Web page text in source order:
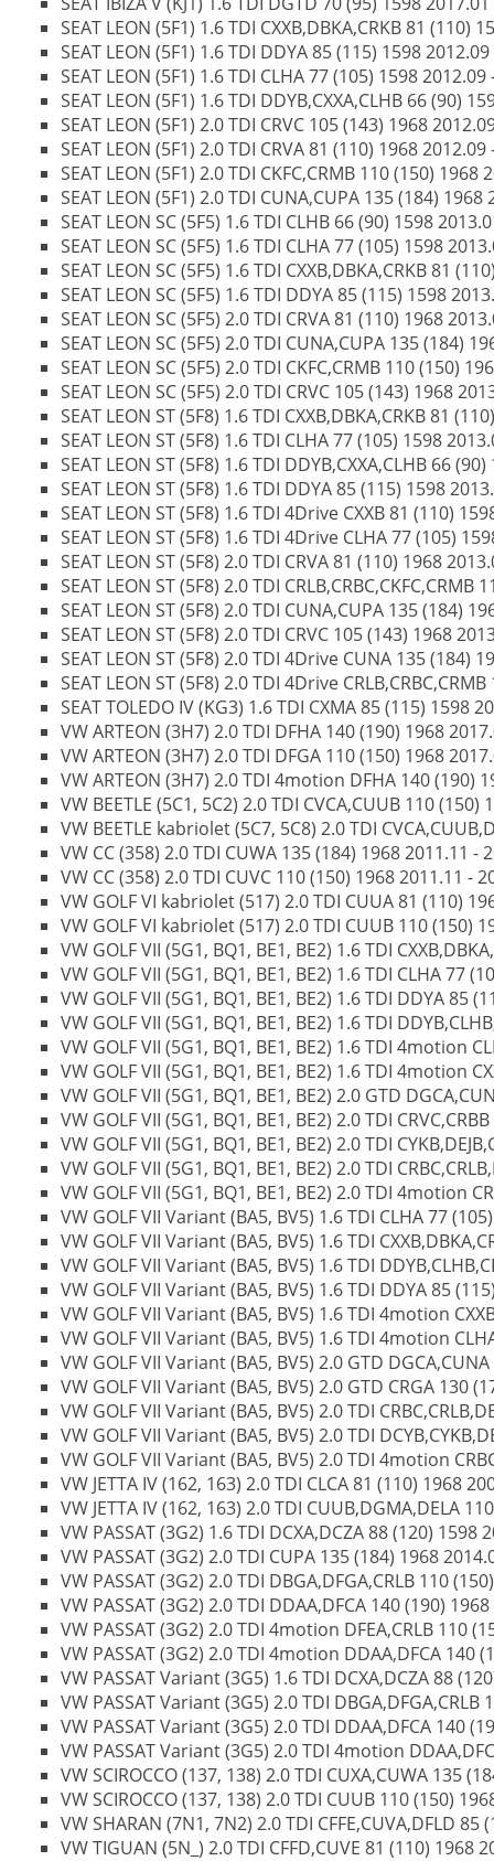
SEAT LEON (5F1) 1.6 TDI CXXB,DBKA,CRKB 81 (110)
SEAT LEON (5F1) 1.6 TDI DDYA 85 (115) 1598 2012.09
SEAT LEON (5F1) 1.6 TDI CLHA 77 (105) 1598 2012.09
SEAT LEON (5F1) 1.6 TDI DDYB,CXXA,CLHB 66 (90)
SEAT LEON (5F1) 2.0 TDI CRVC 105 (143) 1968
SEAT LEON (5F1) 2.0 TDI CRVA 81 (110) 1968 2012.09
SEAT LEON (5F1) 2.0 TDI CKFC,CRMB 110 (150) 1968
SEAT LEON (5F1) 2.0 TDI CUNA,CUPA 135 (184) 1968
SEAT LEON SC (5F5) 1.6 TDI CLHB 66 (90) 1598
SEAT LEON SC (5F5) 1.6 TDI CLHA 77 (105) 1598
SEAT LEON SC (5F5) 1.6 TDI CXXB,DBKA,CRKB 81
SEAT LEON SC (5F5) 1.6 TDI DDYA 85 (115) 1598
SEAT LEON SC (5F5) 2.0 TDI CRVA 81 (110) 1968
SEAT LEON SC (5F5) 2.0 TDI CUNA,CUPA 135 (184)
SEAT LEON SC (5F5) 2.0 TDI CKFC,CRMB 110 (150)
SEAT LEON SC (5F5) 2.0 TDI CRVC 105 (143) 1968
SEAT LEON ST (5F8) 1.6 TDI CXXB,DBKA,CRKB 81
SEAT LEON ST (5F8) 1.6 TDI CLHA 77 (105) 1598
SEAT LEON ST (5F8) 1.6 TDI DDYB,CXXA,CLHB 66
SEAT LEON ST (5F8) 1.6 TDI DDYA 85 (115) 1598
SEAT LEON ST (5F8) 1.6 TDI 4Drive CXXB 81 (110)
SEAT LEON ST (5F8) 1.6 TDI 4Drive CLHA 77 (105)
SEAT LEON ST (5F8) 2.0 TDI CRVA 81 (110) 1968
SEAT LEON ST (5F8) 2.0 TDI CRLB,CRBC,CKFC,CRMB
SEAT LEON ST (5F8) 2.0 TDI CUNA,CUPA 135 (184)
SEAT LEON ST (5F8) 2.0 TDI CRVC 105 (143) 1968
SEAT LEON ST (5F8) 2.0 TDI 4Drive CUNA 135 (184)
SEAT LEON ST (5F8) 2.0 TDI 4Drive
SEAT TOLEDO IV (KG3) 1.6 TDI CXMA 85 (115) 1598
VW ARTEON (3H7) 2.0 TDI DFHA 140 (190) 1968
VW ARTEON (3H7) 2.0 TDI DFGA 110 (150) 1968
VW ARTEON (3H7) 2.0 TDI 4motion DFHA 140 (190)
VW BEETLE (5C1, 5C2) 2.0 TDI CVCA,CUUB 110 (150)
VW BEETLE kabriolet (5C7, 5C8) 2.0 TDI
VW CC (358) 2.0 TDI CUWA 135 (184) 1968 2011.11 -
VW CC (358) 2.0 TDI CUVC 110 (150) 1968 2011.11 -
VW GOLF VI kabriolet (517) 2.0 TDI CUUA 81 (110)
VW GOLF VI kabriolet (517) 2.0 TDI CUUB 110 (150)
VW GOLF VII (5G1, BQ1, BE1, BE2) 1.6 TDI
VW GOLF VII (5G1, BQ1, BE1, BE2) 1.6 TDI CLHA 77
VW GOLF VII (5G1, BQ1, BE1, BE2) 1.6 TDI DDYA 85
VW GOLF VII (5G1, BQ1, BE1, BE2) 1.6 TDI
VW GOLF VII (5G1, BQ1, BE1, BE2) 1.6 TDI 4motion
VW GOLF VII (5G1, BQ1, BE1, BE2) 1.6 TDI 4motion
VW GOLF VII (5G1, BQ1, BE1, BE2) 2.0 GTD
VW GOLF VII (5G1, BQ1, BE1, BE2) 2.0 TDI
VW GOLF VII (5G1, BQ1, BE1, BE2) 2.0 TDI
VW GOLF VII (5G1, BQ1, BE1, BE2) 2.0 TDI
VW GOLF VII (5G1, BQ1, BE1, BE2) 2.0 TDI 4motion
VW GOLF VII Variant (BA5, BV5) 1.6 TDI CLHA 77
VW GOLF VII Variant (BA5, BV5) 1.6 TDI
VW GOLF VII Variant (BA5, BV5) 1.6 TDI
VW GOLF VII Variant (BA5, BV5) 1.6 TDI DDYA 85
VW GOLF VII Variant (BA5, BV5) 1.6 TDI 4motion
VW GOLF VII Variant (BA5, BV5) 1.6 TDI 4motion
VW GOLF VII Variant (BA5, BV5) 2.0 GTD
VW GOLF VII Variant (BA5, BV5) 2.0 GTD CRGA 130
VW GOLF VII Variant (BA5, BV5) 2.0 TDI
VW GOLF VII Variant (BA5, BV5) 2.0 TDI
VW GOLF VII Variant (BA5, BV5) 2.0 TDI 4motion
VW JETTA IV (162, 163) 2.0 TDI CLCA 81 (110) 1968
VW JETTA IV (162, 163) 2.0 TDI CUUB,DGMA,DELA
VW PASSAT (3G2) 1.6 TDI DCXA,DCZA 88 (120) 1598
VW PASSAT (3G2) 2.0 TDI CUPA 135 (184) 1968
VW PASSAT (3G2) 2.0 TDI DBGA,DFGA,CRLB 110
VW PASSAT (3G2) 2.0 TDI DDAA,DFCA 140 (190)
VW PASSAT (3G2) 2.0 TDI 4motion DFEA,CRLB 110
VW PASSAT (3G2) 2.0 TDI 4motion DDAA,DFCA 140
VW PASSAT Variant (3G5) 1.6 TDI DCXA,DCZA 88
VW PASSAT Variant (3G5) 2.0 TDI DBGA,DFGA,CRLB
VW PASSAT Variant (3G5) 2.0 TDI DDAA,DFCA 140
VW PASSAT Variant (3G5) 2.0 TDI 4motion
VW SCIROCCO (137, 138) 2.0 TDI CUXA,CUWA 135
VW SCIROCCO (137, 138) 2.0 TDI CUUB 110 (150)
VW SHARAN (7N1, 7N2) 2.0 TDI CFFE,CUVA,DFLD 85
VW TIGUAN (5N_) 2.0 TDI CFFD,CUVE 81 (110) 1968